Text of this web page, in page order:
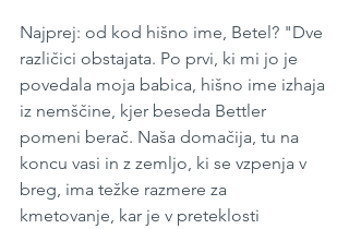
Najprej: od kod hišno ime, Betel? "Dve
različici obstajata. Po prvi, ki mi jo je
povedala moja babica, hišno ime izhaja
iz nemščine, kjer beseda Bettler
pomeni berač. Naša domačija, tu na
koncu vasi in z zemljo, ki se vzpenja v
breg, ima težke razmere za
kmetovanje, kar je v preteklosti